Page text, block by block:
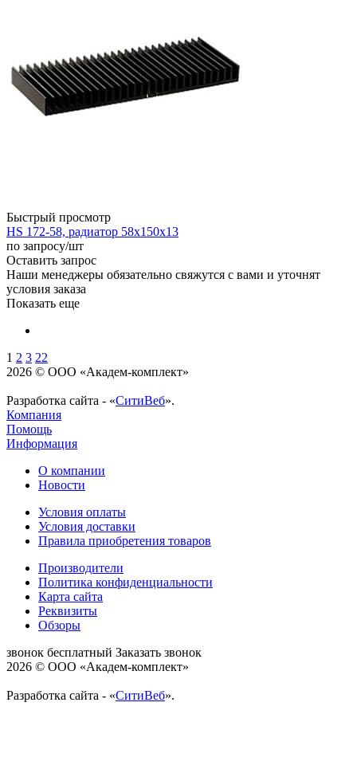
Быстрый просмотр
HS 172-58, радиатор 58x150x13
по запросу/шт
Оставить запрос
Наши менеджеры обязательно свяжутся с вами и уточнят
условия заказа
Показать еще
1 2 3 22
2026 © ООО «Академ-комплект»
Разработка сайта - «СитиВеб».
Компания
Помощь
Информация
О компании
Новости
Условия оплаты
Условия доставки
Правила приобретения товаров
Производители
Политика конфиденциальности
Карта сайта
Реквизиты
Обзоры
звонок бесплатный Заказать звонок
2026 © ООО «Академ-комплект»
Разработка сайта - «СитиВеб».